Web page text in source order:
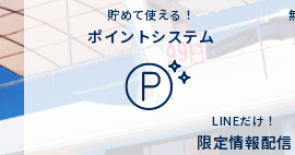
貯めて使える！
ポイントシステム
LINEだけ！
限定情報配信